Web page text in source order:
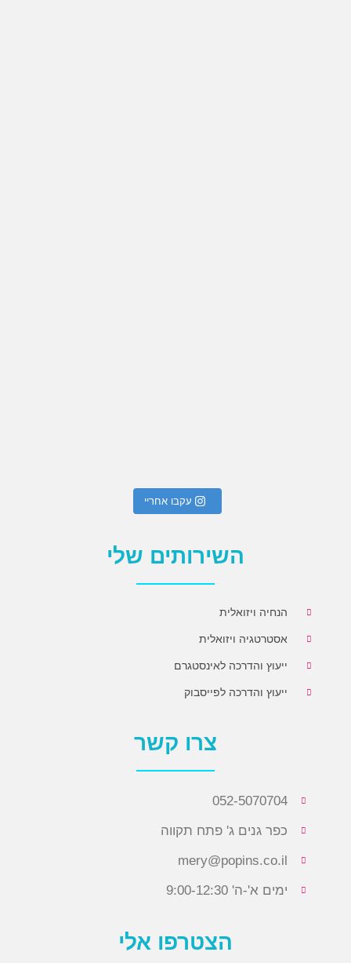
עקבו אחריי
השירותים שלי
הנחיה ויזואלית
אסטרטגיה ויזואלית
ייעוץ והדרכה לאינסטגרם
ייעוץ והדרכה לפייסבוק
צרו קשר
052-5070704
כפר גנים ג' פתח תקווה
mery@popins.co.il
ימים א'-ה' 9:00-12:30
הצטרפו אלי